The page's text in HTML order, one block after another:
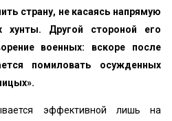
страну, не касаясь напрямую
хунты.
Другой стороной его
военных: вскоре после
помиловать осужденных
эффективной лишь на